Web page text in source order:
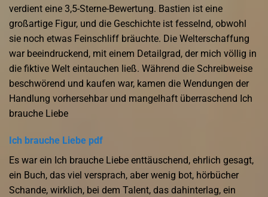
verdient eine 3,5-Sterne-Bewertung. Bastien ist eine
großartige Figur, und die Geschichte ist fesselnd, obwohl
sie noch etwas Feinschliff bräuchte. Die Welterschaffung
war beeindruckend, mit einem Detailgrad, der mich völlig in
die fiktive Welt eintauchen ließ. Während die Schreibweise
beschwörend und kaufen war, kamen die Wendungen der
Handlung vorhersehbar und mangelhaft überraschend Ich
brauche Liebe
Ich brauche Liebe pdf
Es war ein Ich brauche Liebe enttäuschend, ehrlich gesagt,
ein Buch, das viel versprach, aber wenig bot, hörbücher
Schande, wirklich, bei dem Talent, das dahinterlag, ein